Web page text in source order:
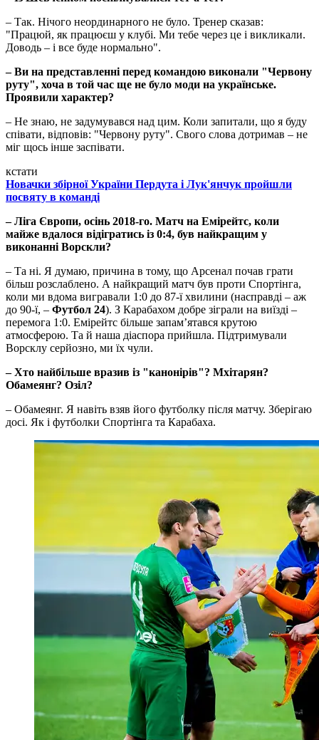
– Так. Нічого неординарного не було. Тренер сказав:
"Працюй, як працюєш у клубі. Ми тебе через це і викликали.
Доводь – і все буде нормально".
– Ви на представленні перед командою виконали "Червону
руту", хоча в той час ще не було моди на українське.
Проявили характер?
– Не знаю, не задумувався над цим. Коли запитали, що я буду
співати, відповів: "Червону руту". Свого слова дотримав – не
міг щось інше заспівати.
кстати
Новачки збірної України Пердута і Лук'янчук пройшли
посвяту в команді
– Ліга Європи, осінь 2018-го. Матч на Емірейтс, коли
майже вдалося відігратись із 0:4, був найкращим у
виконанні Ворскли?
– Та ні. Я думаю, причина в тому, що Арсенал почав грати
більш розслаблено. А найкращий матч був проти Спортінга,
коли ми вдома вигравали 1:0 до 87-ї хвилини (насправді – аж
до 90-ї, – Футбол 24). З Карабахом добре зіграли на виїзді –
перемога 1:0. Емірейтс більше запам’ятався крутою
атмосферою. Та й наша діаспора прийшла. Підтримували
Ворсклу серйозно, ми їх чули.
– Хто найбільше вразив із "канонірів"? Мхітарян?
Обамеянг? Озіл?
– Обамеянг. Я навіть взяв його футболку після матчу. Зберігаю
досі. Як і футболки Спортінга та Карабаха.